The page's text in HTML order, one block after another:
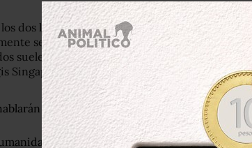
dos líderesse alojarán en lugares distintos
se hospede en el hotel Shangri-La, donde
suelen alojarse, mientras que Kim Jong-un se
Singapore, según prensa local.
Donald Trump y Kim Jong-un en su
de Corea del Norte según la ONU